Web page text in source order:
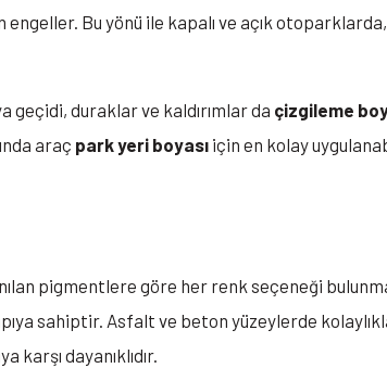
Bu yönü ile kapalı ve açık
geçidi, duraklar ve kaldırımlar da çizgileme
araç park yeri boyası için en kolay
pigmentlere göre her renk seçeneği
sahiptir. Asfalt ve beton yüzeylerde
karşı dayanıklıdır.